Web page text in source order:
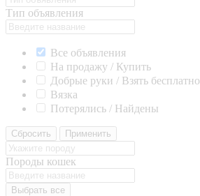
Тип объявления
Все объявления
На продажу / Купить
Добрые руки / Взять бесплатно
Вязка
Потерялись / Найдены
Сбросить Применить
Породы кошек
Выбрать все